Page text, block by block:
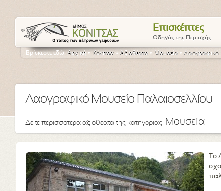
Επισκέπτες
Οδηγός της Περιοχής
Βρίσκεστε εδώ:Αρχική » Κόνιτσα » Αξιοθέατα » Μουσεία » Λαογραφικό
Λαογραφικό Μουσείο Παλαιοσελλίου
Δείτε περισσότερα αξιοθέατα της κατηγορίας: Μουσεία
Το